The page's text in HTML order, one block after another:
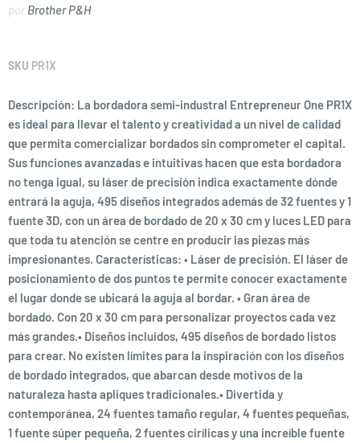
por Brother P&H
SKU PR1X
Descripción: La bordadora semi-industral Entrepreneur One PR1X
es ideal para llevar el talento y creatividad a un nivel de calidad
que permita comercializar bordados sin comprometer el capital.
Sus funciones avanzadas e intuitivas hacen que esta bordadora
no tenga igual, su láser de precisión indica exactamente dónde
entrará la aguja, 495 diseños integrados además de 32 fuentes y 1
fuente 3D, con un área de bordado de 20 x 30 cm y luces LED para
que toda tu atención se centre en producir las piezas más
impresionantes. Características: • Láser de precisión. El láser de
posicionamiento de dos puntos te permite conocer exactamente
el lugar donde se ubicará la aguja al bordar. • Gran área de
bordado. Con 20 x 30 cm para personalizar proyectos cada vez
más grandes.• Diseños incluidos, 495 diseños de bordado listos
para crear. No existen límites para la inspiración con los diseños
de bordado integrados, que abarcan desde motivos de la
naturaleza hasta apliques tradicionales.• Divertida y
contemporánea, 24 fuentes tamaño regular, 4 fuentes pequeñas,
1 fuente súper pequeña, 2 fuentes cirílicas y una increíble fuente